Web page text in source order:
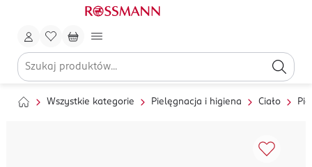
Wszystkie kategorie Pielęgnacja i higiena Ciało